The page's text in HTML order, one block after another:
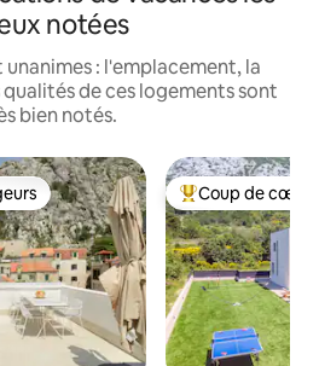
notées
unanimes : l'emplacement, la
de ces logements sont
bien notés.
parmi les plus aimés Coup de cœur
Coup de cœur